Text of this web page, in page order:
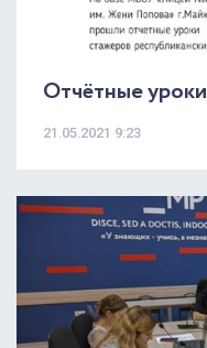
Отчётные уроки
21.05.2021 9:23